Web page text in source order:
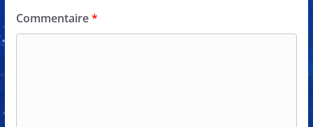
Commentaire*